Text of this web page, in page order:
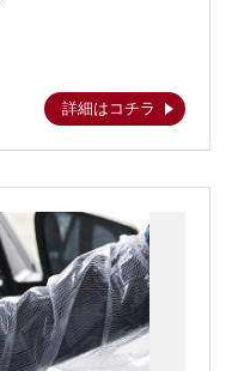
詳細はコチラ